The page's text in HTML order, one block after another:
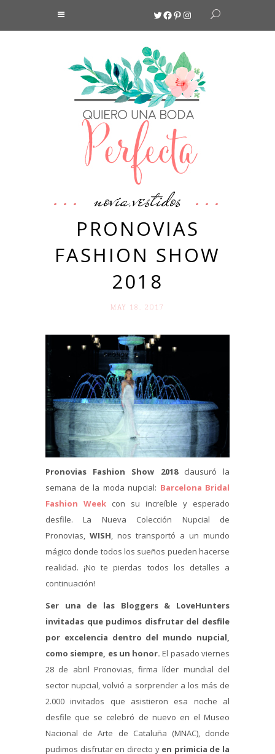
Twitter
Facebook
Pinterest
Instagram
novia,vestidos
PRONOVIAS
FASHION SHOW
2018
MAY 18. 2017
Pronovias Fashion Show 2018clausuró la
semana de la moda nupcial: Barcelona Bridal
Fashion Week con su increíble y esperado
desfile. La Nueva Colección Nupcial de
Pronovias, WISH, nos transportó a un mundo
mágico donde todos los sueños pueden hacerse
realidad. ¡No te pierdas todos los detalles a
continuación!
Ser una de las Bloggers & LoveHunters
invitadas que pudimos disfrutar del desfile
por excelencia dentro del mundo nupcial,
como siempre, es un honor.El pasado viernes
28 de abril Pronovias, firma líder mundial del
sector nupcial, volvió a sorprender a los más de
2.000 invitados que asistieron esa noche al
desfile que se celebró de nuevo en el Museo
Nacional de Arte de Cataluña (MNAC), donde
pudimos disfrutar en directo y en primicia de la